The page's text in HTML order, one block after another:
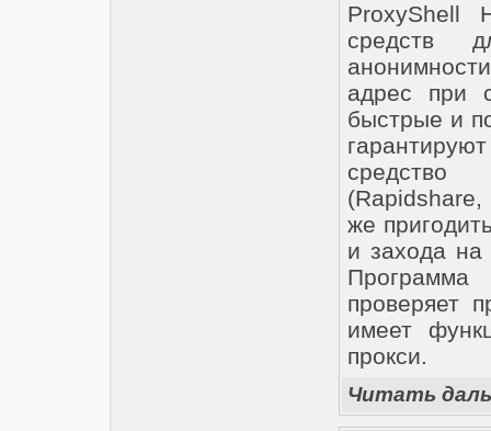
ProxyShell
средств
адрес при
быстрые и
же
и захода на
проверяет
имеет
прокси.
Читать